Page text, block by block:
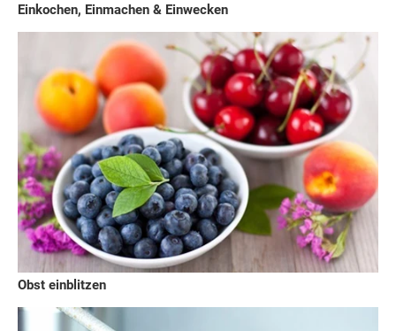
Einkochen, Einmachen & Einwecken
Obst einblitzen